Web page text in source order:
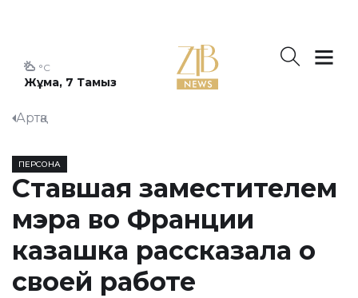
Жұма, 7 Тамыз
°C
Артқа
ПЕРСОНА
Ставшая заместителем
мэра во Франции
казашка рассказала о
своей работе